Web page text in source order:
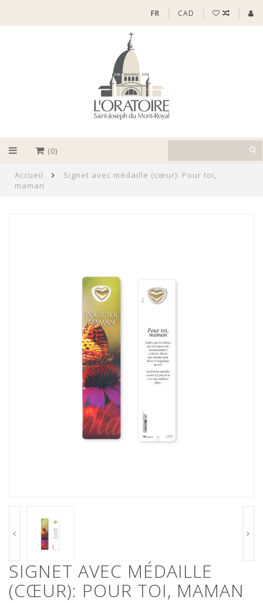
FR CAD
(0)
Accueil
Signet avec médaille (cœur): Pour toi,
maman
SIGNET AVEC MÉDAILLE
(CŒUR): POUR TOI, MAMAN